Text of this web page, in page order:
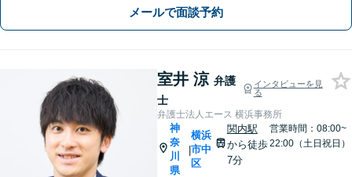
メールで面談予約
室井 涼 弁護
士
インタビューを見
る
弁護士法人エース 横浜事務所
神
奈
川
県
|
横浜
市中
区
関内駅
から徒歩
7分
営業時間：08:00~
22:00（土日祝日）